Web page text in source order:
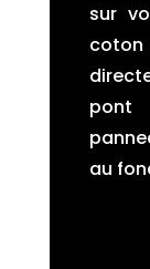
sur
pont
au